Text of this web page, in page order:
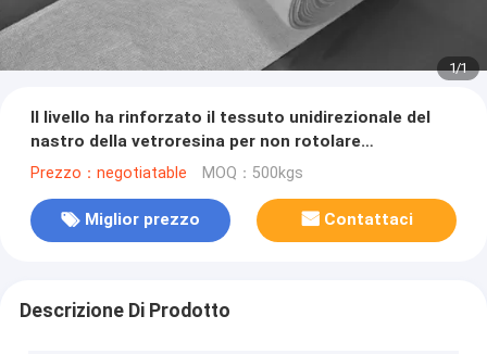
1/1
Il livello ha rinforzato il tessuto unidirezionale del
nastro della vetroresina per non rotolare
raccoglitore
Prezzo：negotiatable MOQ：500kgs
Miglior prezzo Contattaci
Descrizione Di Prodotto